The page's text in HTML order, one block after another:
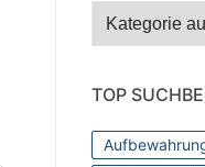
Kategorien
TOP